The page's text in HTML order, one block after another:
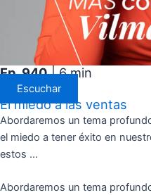
Ep. 940| 6 min
Escuchar
El miedo a las ventas
Abordaremos un tema
el miedo a tener éxito en
estos …
Abordaremos un tema